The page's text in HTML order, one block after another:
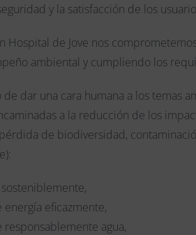
y la satisfacción de los
Hospital de Jove nos
ambiental y cumpliendo los
dar una cara humana a los temas
a la reducción de los
de biodiversidad,
energía eficazmente,
responsablemente agua,